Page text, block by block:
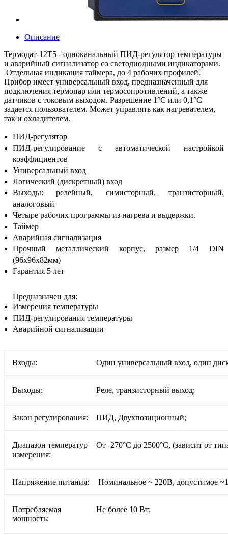
Описание
Термодат-12T5 - одноканальный ПИД-регулятор температуры
и аварийный сигнализатор со светодиодными индикаторами.
Отдельная индикация таймера, до 4 рабочих профилей.
Прибор имеет универсальный вход, предназначенный для
подключения термопар или термосопротивлений, а также
датчиков с токовым выходом. Разрешение 1°С или 0,1°С
задается пользователем. Может управлять как нагревателем,
так и охладителем.
ПИД-регулятор
ПИД-регулирование с автоматической настройкой
коэффициентов
Универсальный вход
Логический (дискретный) вход
Выходы: релейный, симисторный, транзисторный,
аналоговый
Четыре рабочих программы из нагрева и выдержки.
Таймер
Аварийная сигнализация
Прочный металлический корпус, размер 1/4 DIN
(96х96х82мм)
Гарантия 5 лет
Предназначен для:
Измерения температуры
ПИД-регулирования температуры
Аварийной сигнализации
Входы: Один универсальный вход, один
Выходы: Реле, транзисторный выход;
Закон регулирования: ПИД, Двухпозиционный;
Диапазон температур
измерения:
От -270°С до 2500°С, (зависит от
Напряжение питания: Номинальное ~ 220В, допустимое
Потребляемая
мощность:
Не более 10 Вт;